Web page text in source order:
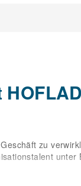
zu
unter
auch für